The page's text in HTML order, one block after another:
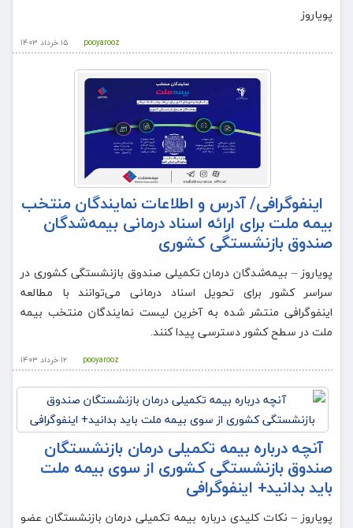
پویاروز
۱۵ خرداد ۱۴۰۳ pooyarooz
اینفوگرافی/ آدرس و اطلاعات نمایندگان منتخب
بیمه ملت برای ارائه اسناد درمانی بیمه‌شدگان
صندوق بازنشستگی کشوری
پویاروز – بیمه‌شدگان درمان تکمیلی صندوق بازنشستگی کشوری در
سراسر کشور برای تحویل اسناد درمانی می‌توانند با مطالعه
اینفوگرافی منتشر شده به آخرین لیست نمایندگان منتخب بیمه
ملت در سطح کشور دسترسی پیدا کنند.
۱۲ خرداد ۱۴۰۳ pooyarooz
آنچه درباره بیمه تکمیلی درمان بازنشستگان
صندوق بازنشستگی کشوری از سوی بیمه ملت
باید بدانید+ اینفوگرافی
پویاروز – نکات کلیدی درباره بیمه تکمیلی درمان بازنشستگان عضو